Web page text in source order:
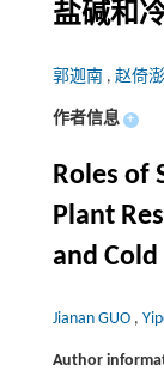
盐碱和
郭迦南 , 赵倚澎
作者信息 +
Roles of
Plant
and Cold
Jianan GUO ,
Author